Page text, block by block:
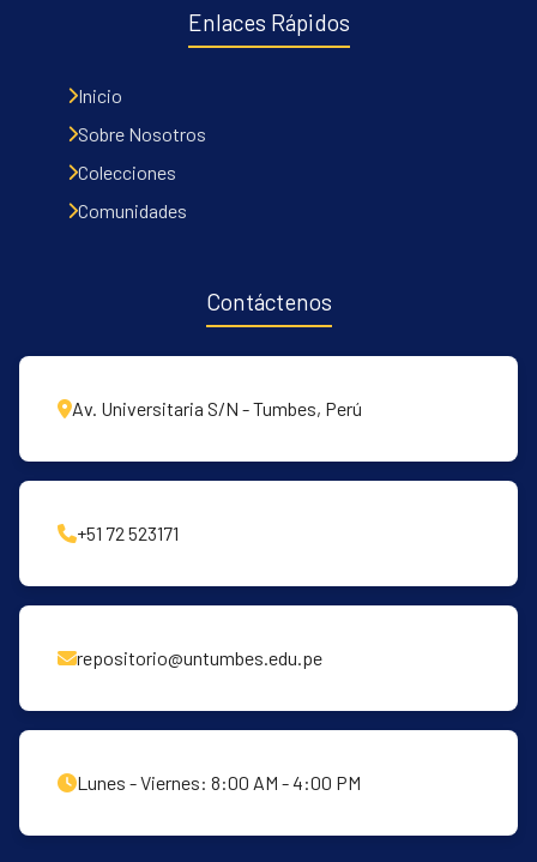
Enlaces Rápidos
Inicio
Sobre Nosotros
Colecciones
Comunidades
Contáctenos
Av. Universitaria S/N - Tumbes, Perú
+51 72 523171
repositorio@untumbes.edu.pe
Lunes - Viernes: 8:00 AM - 4:00 PM